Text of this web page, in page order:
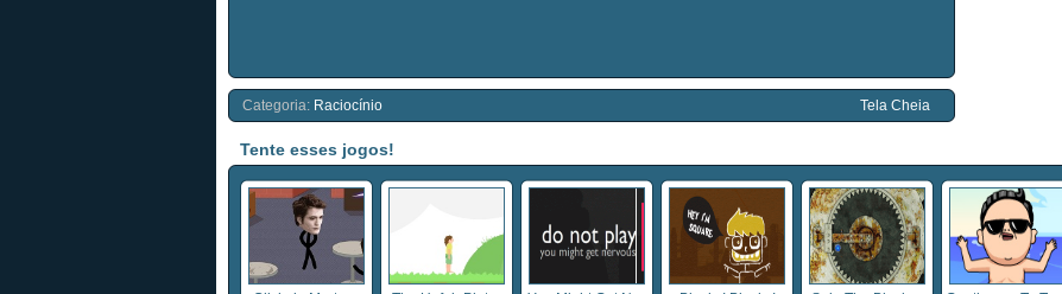
Categoria: Raciocínio Tela Cheia
Tente esses jogos!